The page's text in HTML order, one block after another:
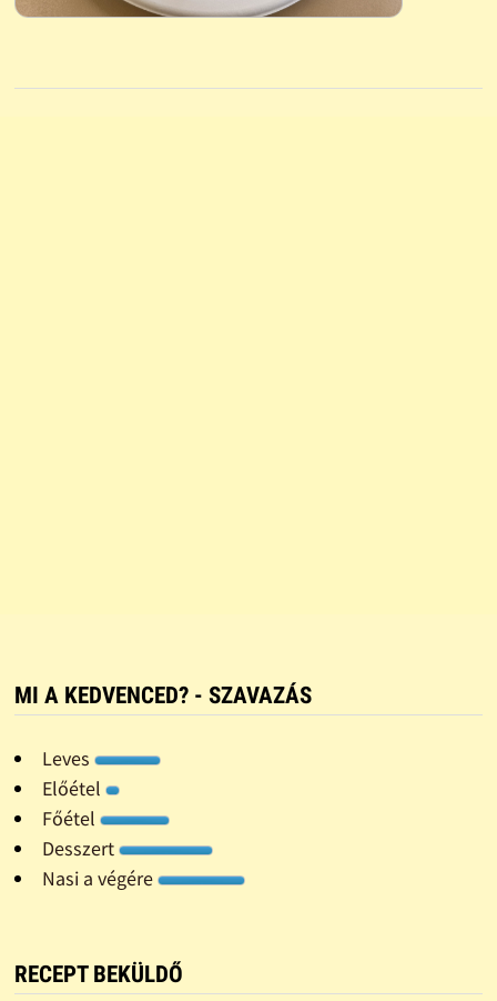
MI A KEDVENCED? - SZAVAZÁS
Leves
Előétel
Főétel
Desszert
Nasi a végére
RECEPT BEKÜLDŐ